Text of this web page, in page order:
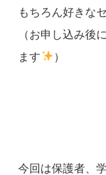
もちろん好きな
（お申し込み後
ます
）
今回は保護者、